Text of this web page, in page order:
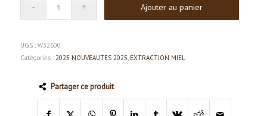
Ajouter au panier
UGS : W32600
Catégories : 2025 NOUVEAUTES 2025 EXTRACTION MIEL
Partager ce produit